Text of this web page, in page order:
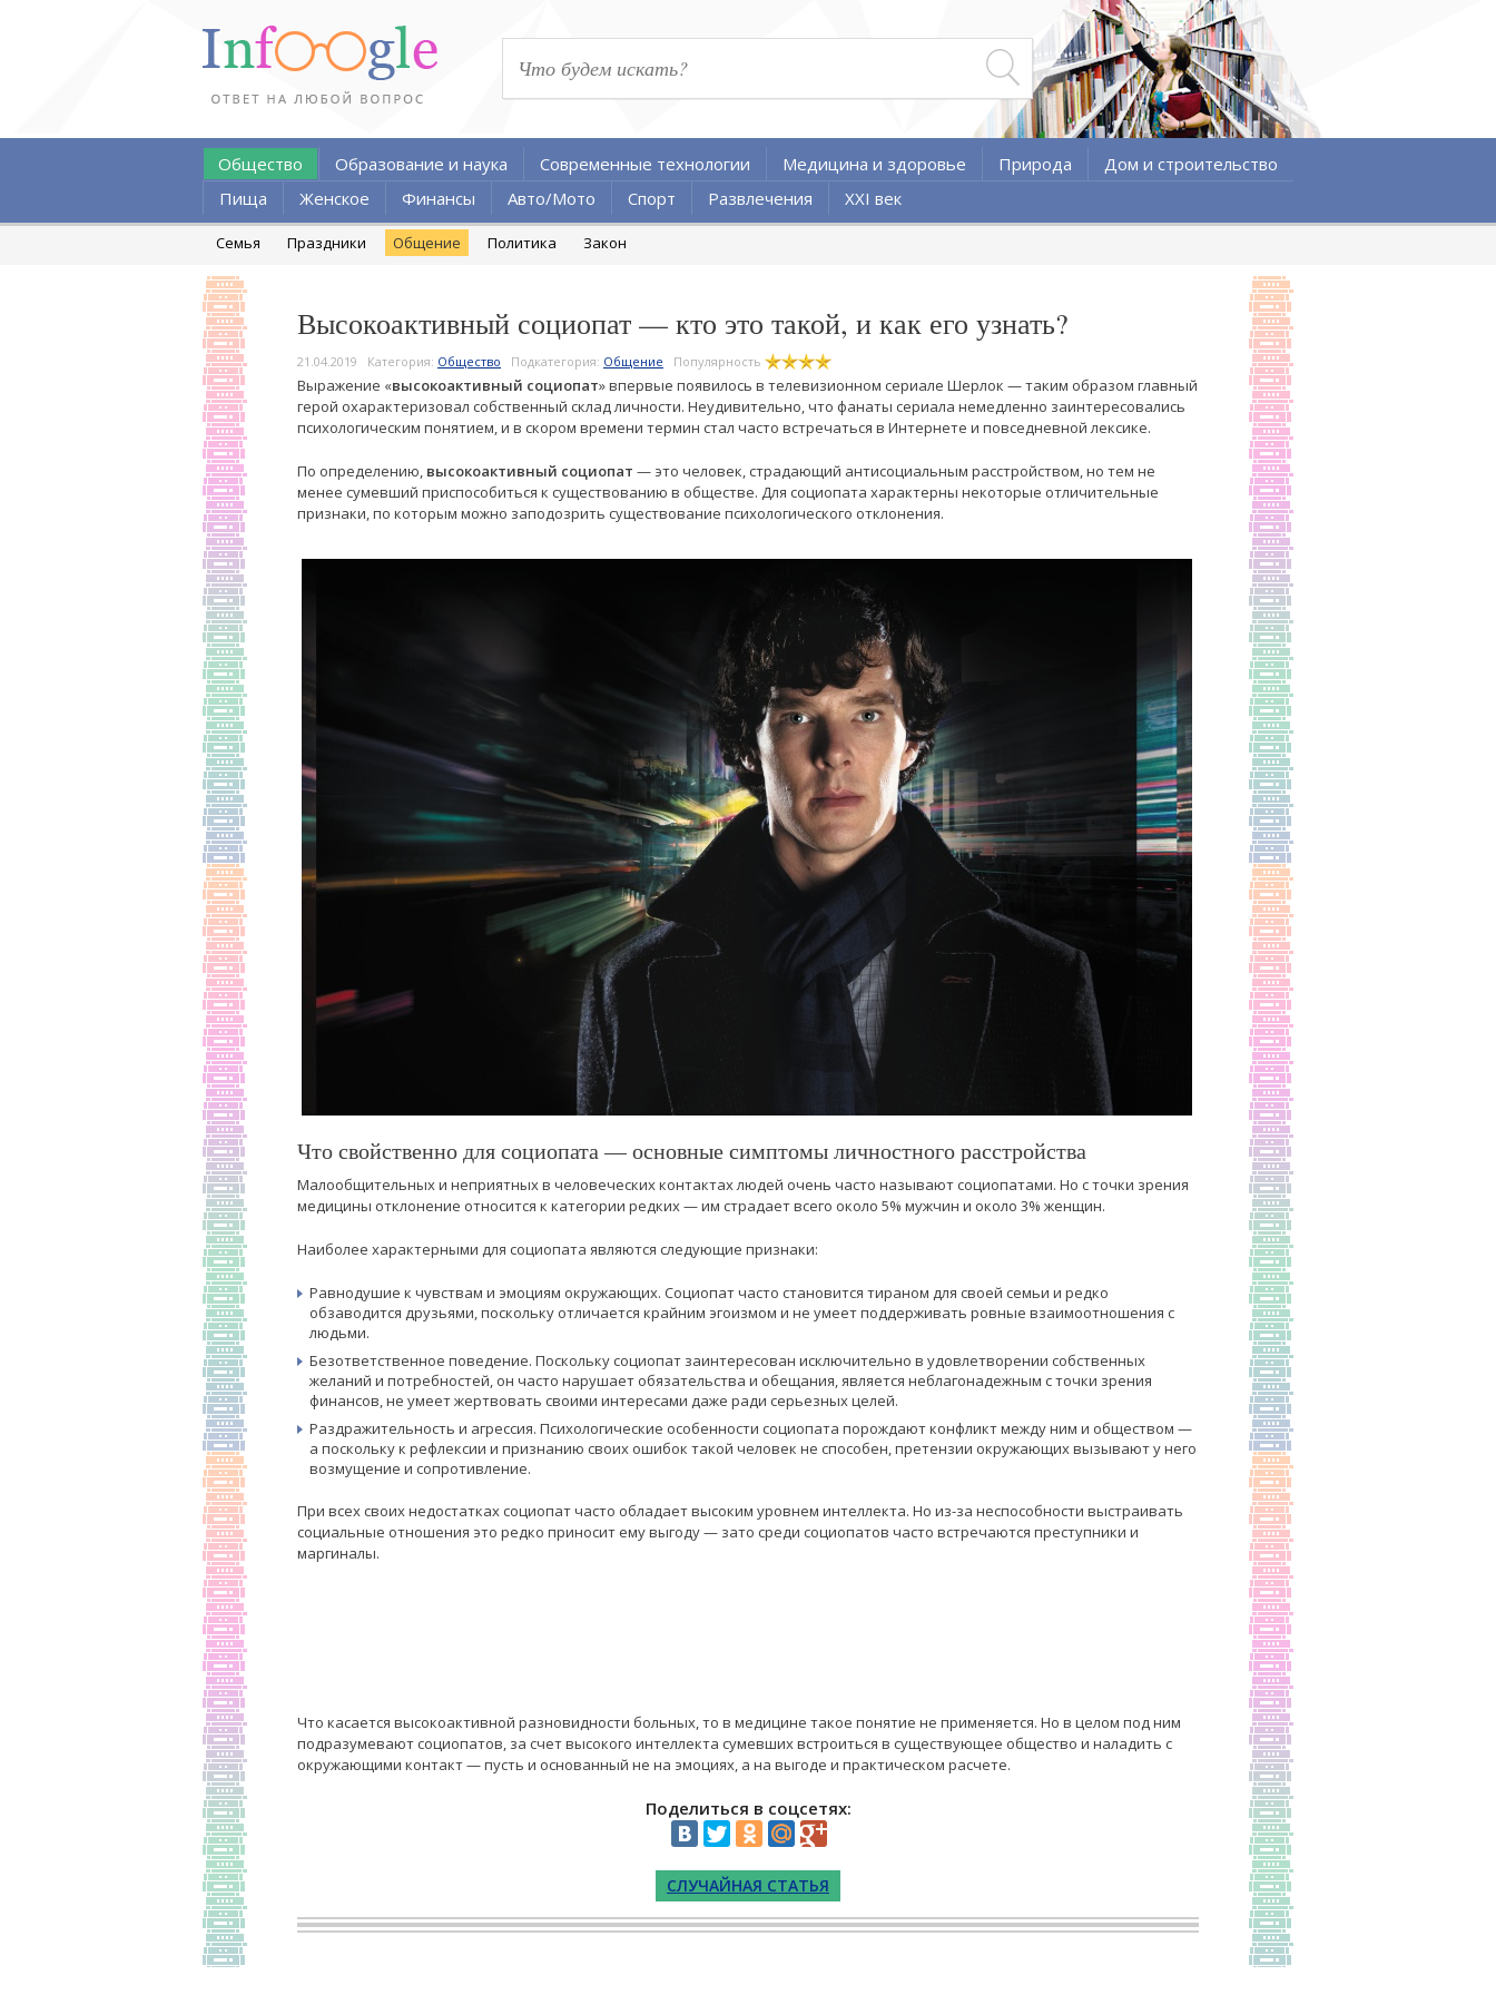
Общество Образование и наука Современные технологии Медицина и здоровье Природа
Дом и строительство
Пища
Женское Финансы Авто/Мото Спорт Развлечения XXI век
Семья Праздники Общение Политика Закон
Высокоактивный социопат — кто это такой, и как его узнать?
21.04.2019 Категория: Общество Подкатегория: Общение Популярность
Выражение «высокоактивный социопат» впервые появилось в телевизионном сериале Шерлок — таким образом главный
герой охарактеризовал собственный склад личности. Неудивительно, что фанаты сериала немедленно заинтересовались
психологическим понятием, и в скором времени термин стал часто встречаться в Интернете и повседневной лексике.
По определению, высокоактивный социопат — это человек, страдающий антисоциальным расстройством, но тем не
менее сумевший приспособиться к существованию в обществе. Для социопата характерны некоторые отличительные
признаки, по которым можно заподозрить существование психологического отклонения.
Что свойственно для социопата — основные симптомы личностного расстройства
Малообщительных и неприятных в человеческих контактах людей очень часто называют социопатами. Но с точки зрения
медицины отклонение относится к категории редких — им страдает всего около 5% мужчин и около 3% женщин.
Наиболее характерными для социопата являются следующие признаки:
Равнодушие к чувствам и эмоциям окружающих. Социопат часто становится тираном для своей семьи и редко
обзаводится друзьями, поскольку отличается крайним эгоизмом и не умеет поддерживать ровные взаимоотношения с
людьми.
Безответственное поведение. Поскольку социопат заинтересован исключительно в удовлетворении собственных
желаний и потребностей, он часто нарушает обязательства и обещания, является неблагонадежным с точки зрения
финансов, не умеет жертвовать своими интересами даже ради серьезных целей.
Раздражительность и агрессия. Психологические особенности социопата порождают конфликт между ним и обществом —
а поскольку к рефлексии и признанию своих ошибок такой человек не способен, претензии окружающих вызывают у него
возмущение и сопротивление.
При всех своих недостатках социопат часто обладает высоким уровнем интеллекта. Но из-за неспособности выстраивать
социальные отношения это редко приносит ему выгоду — зато среди социопатов часто встречаются преступники и
маргиналы.
Что касается высокоактивной разновидности больных, то в медицине такое понятие не применяется. Но в целом под ним
подразумевают социопатов, за счет высокого интеллекта сумевших встроиться в существующее общество и наладить с
окружающими контакт — пусть и основанный не на эмоциях, а на выгоде и практическом расчете.
Поделиться в соцсетях:
СЛУЧАЙНАЯ СТАТЬЯ